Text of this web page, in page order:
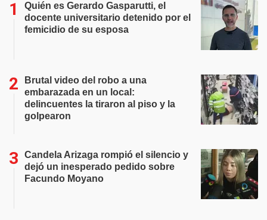
Quién es Gerardo Gasparutti, el
docente universitario detenido por el
femicidio de su esposa
Brutal video del robo a una
embarazada en un local:
delincuentes la tiraron al piso y la
golpearon
Candela Arizaga rompió el silencio y
dejó un inesperado pedido sobre
Facundo Moyano